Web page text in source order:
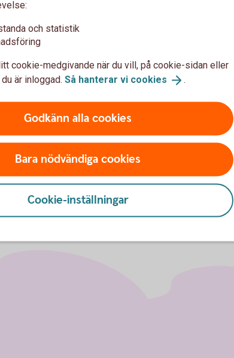
till internetbanken för enskild firma?
med insättningsuppgifterna om jag
gjorda, i privatdelen eller företagsdelen av
betalningar via internetbanken/mobilbanken?
och statistik
cookie-medgivande när du vill, på cookie-sidan eller
är inloggad. Så hanterar vi cookies .
Godkänn alla cookies
Bara nödvändiga cookies
Cookie-inställningar